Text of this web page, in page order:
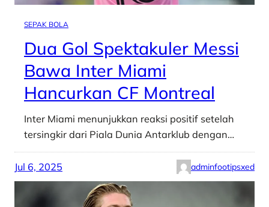
SEPAK BOLA
Dua Gol Spektakuler Messi
Bawa Inter Miami
Hancurkan CF Montreal
Inter Miami menunjukkan reaksi positif setelah
tersingkir dari Piala Dunia Antarklub dengan…
Jul 6, 2025 adminfootipsxed